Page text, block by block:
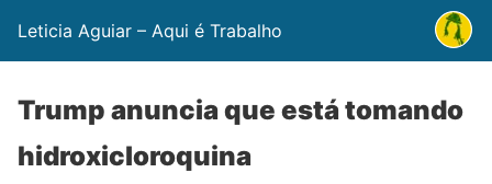
Leticia Aguiar – Aqui é Trabalho
Trump anuncia que está tomando
hidroxicloroquina